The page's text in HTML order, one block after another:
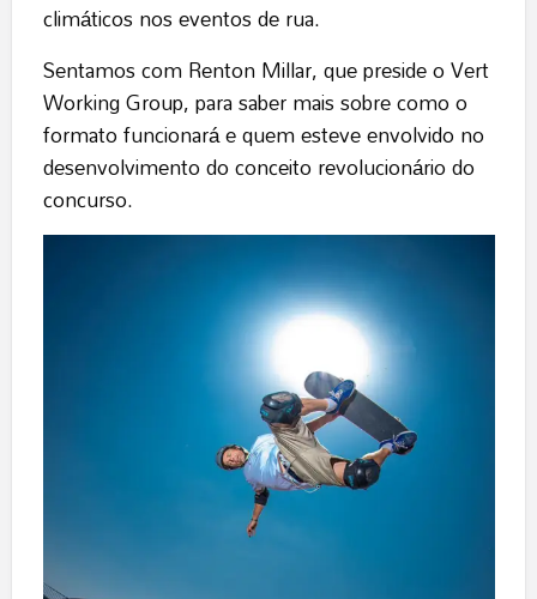
climáticos nos eventos de rua.
Sentamos com Renton Millar, que preside o Vert
Working Group, para saber mais sobre como o
formato funcionará e quem esteve envolvido no
desenvolvimento do conceito revolucionário do
concurso.